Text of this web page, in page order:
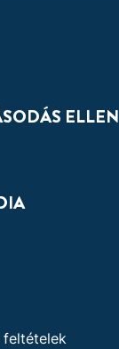
ELLEN
feltételek